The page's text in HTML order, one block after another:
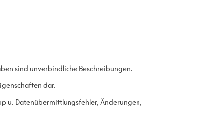
sind unverbindliche Beschreibungen.
dar.
u. Datenübermittlungsfehler, Änderungen,